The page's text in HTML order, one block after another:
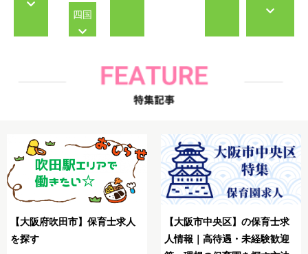
四国
【大阪市鶴見区】保育士が理
想の求人を探す方法解説
【大阪市生野区】保育士が
想の求人を探す方法